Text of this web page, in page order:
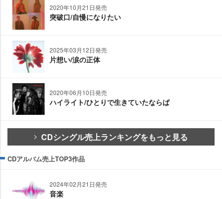
2020年10月21日発売
突破口/自慢になりたい
2025年03月12日発売
片想い/涙の正体
2020年06月10日発売
ハイライト/ひとりで生きていたならば
CDシングル売上ランキングをもっと見る
CDアルバム売上TOP3作品
2024年02月21日発売
音楽